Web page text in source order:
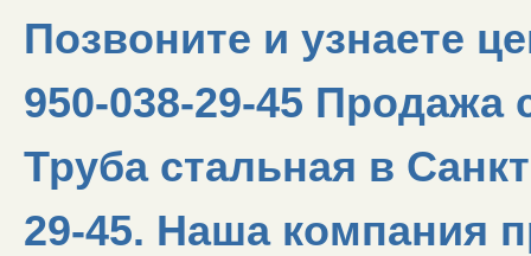
Позвоните и узнаете
950-038-29-45
Труба стальная в
29-45. Наша компания